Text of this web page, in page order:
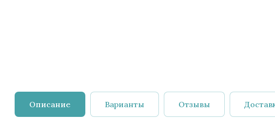
Описание Варианты Отзывы